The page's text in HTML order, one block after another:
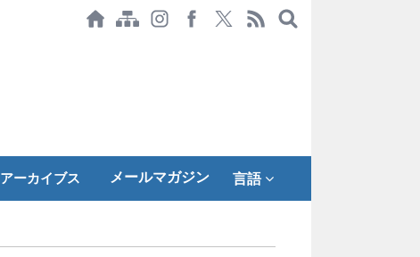
メールマガジン 言語
アーカイブス